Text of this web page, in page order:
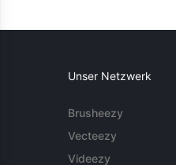
Unser Netzwerk
Brusheezy
Vecteezy
Videezy